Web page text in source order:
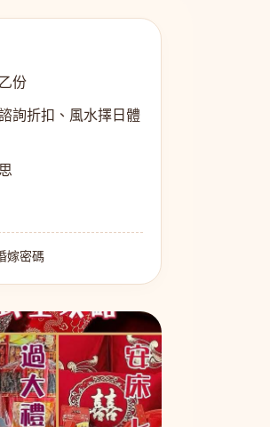
份
詢折扣、風水擇日體
嫁密碼